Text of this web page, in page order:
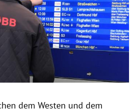
dem Westen und dem